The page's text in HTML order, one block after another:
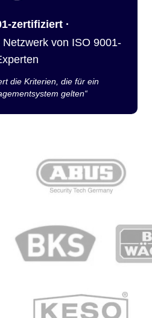
zertifiziert ·
von ISO 9001-
die Kriterien, die für ein
gelten“